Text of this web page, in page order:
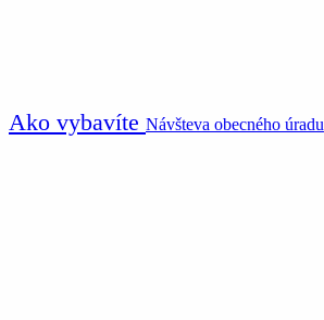
Ako vybavíte Návšteva obecného úradu